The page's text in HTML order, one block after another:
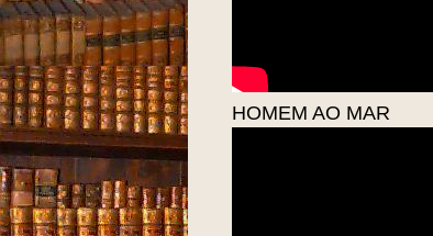
HOMEM AO MAR